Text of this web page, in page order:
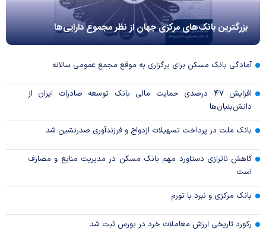
بزرگترین بانک‌های مرکزی جهان از نظر مجموع دارایی‌ها
آمادگی بانک مسکن برای برگزاری به موقع مجمع عمومی سالانه
افزایش ۴۷ درصدی حمایت مالی بانک توسعه صادرات ایران از
دانش‌بنیان‌ها
بانک ملت در پرداخت تسهیلات ازدواج و فرزندآوری صدرنشین شد
کاهش ناترازی دستاورد مهم بانک مسکن در مدیریت منابع و مصارف
است
بانک مرکزی و نبرد با تورم
رکورد تاریخی ارزش معاملات خرد در بورس ثبت شد